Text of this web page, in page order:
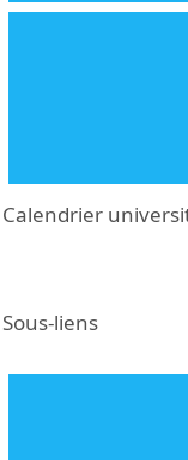
Calendrier
Sous-liens